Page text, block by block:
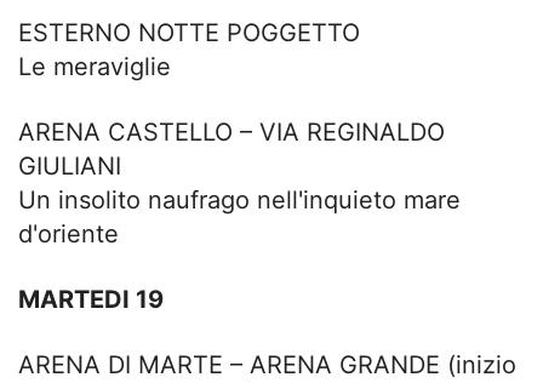
ESTERNO NOTTE POGGETTO
Le meraviglie
ARENA CASTELLO – VIA REGINALDO
GIULIANI
Un insolito naufrago nell'inquieto mare
d'oriente
MARTEDI 19
ARENA DI MARTE – ARENA GRANDE (inizio